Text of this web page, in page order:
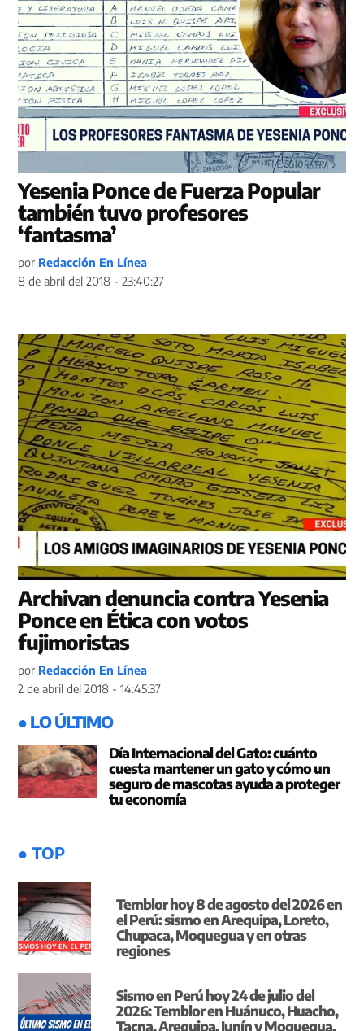
Yesenia Ponce de Fuerza Popular
también tuvo profesores
‘fantasma’
por Redacción En Línea
8 de abril del 2018 - 23:40:27
Archivan denuncia contra Yesenia
Ponce en Ética con votos
fujimoristas
por Redacción En Línea
2 de abril del 2018 - 14:45:37
● LO ÚLTIMO
Día Internacional del Gato: cuánto
cuesta mantener un gato y cómo un
seguro de mascotas ayuda a proteger
tu economía
● TOP
Temblor hoy 8 de agosto del 2026 en
el Perú: sismo en Arequipa, Loreto,
Chupaca, Moquegua y en otras
regiones
Sismo en Perú hoy 24 de julio del
2026: Temblor en Huánuco, Huacho,
Tacna, Arequipa, Junín y Moquegua,